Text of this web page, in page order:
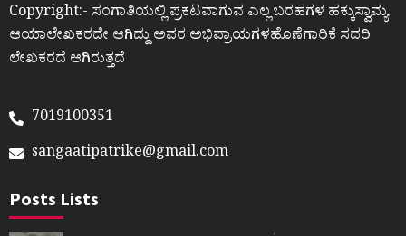
Copyright:- ಸಂಗಾತಿಯಲ್ಲಿ ಪ್ರಕಟವಾಗುವ ಎಲ್ಲ ಬರಹಗಳ ಹಕ್ಕುಸ್ವಾಮ್ಯ
ಆಯಾಲೇಖಕರದೇ ಆಗಿದ್ದು ಅವರ ಅಭಿಪ್ರಾಯಗಳಹೊಣೆಗಾರಿಕೆ ಸದರಿ
ಲೇಖಕರದೆ ಆಗಿರುತ್ತದೆ
7019100351
sangaatipatrike@gmail.com
Posts Lists